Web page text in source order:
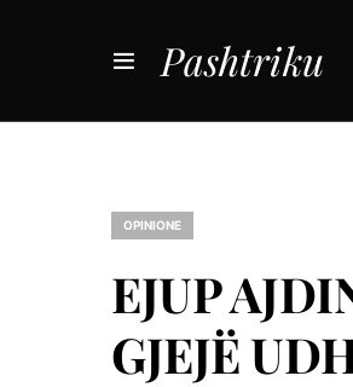
Pashtriku
OPINIONE
EJUP
GJEJË